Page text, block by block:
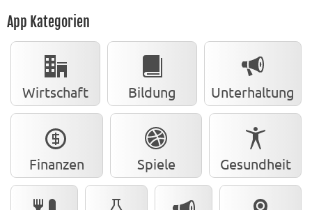
App Kategorien
Wirtschaft Bildung Unterhaltung
Finanzen Spiele Gesundheit